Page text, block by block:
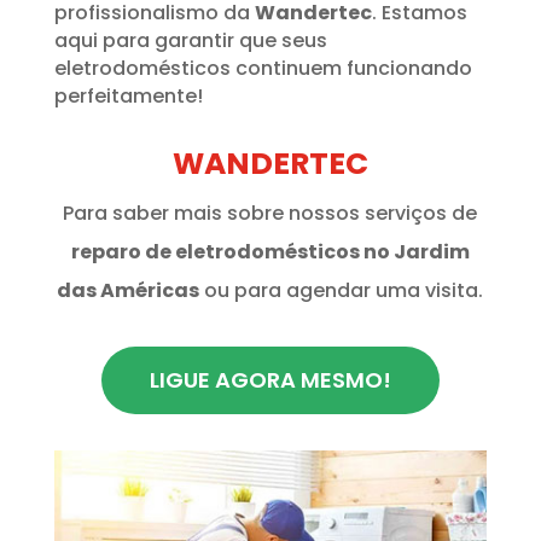
profissionalismo da Wandertec. Estamos
aqui para garantir que seus
eletrodomésticos continuem funcionando
perfeitamente!
WANDERTEC
Para saber mais sobre nossos serviços de
reparo de eletrodomésticos no Jardim
das Américas ou para agendar uma visita.
LIGUE AGORA MESMO!